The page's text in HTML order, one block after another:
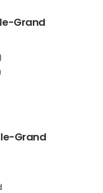
Grand
Grand